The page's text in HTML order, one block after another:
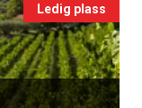
Ledig plass